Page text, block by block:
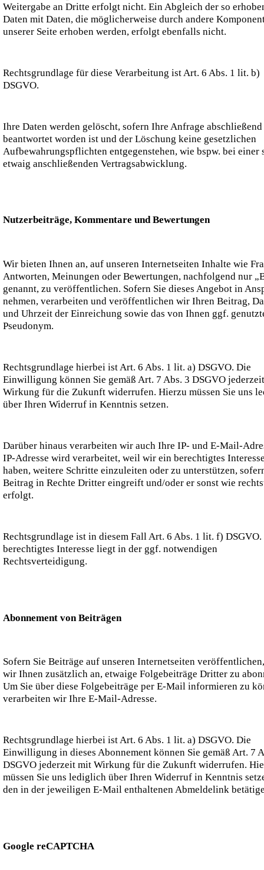
Weitergabe an Dritte erfolgt nicht. Ein Abgleich der so
Daten mit Daten, die möglicherweise durch andere
unserer Seite erhoben werden, erfolgt ebenfalls nicht.
Rechtsgrundlage für diese Verarbeitung ist Art. 6 Abs. 1 lit. b)
DSGVO.
Ihre Daten werden gelöscht, sofern Ihre Anfrage abschließend
beantwortet worden ist und der Löschung keine gesetzlichen
Aufbewahrungspflichten entgegenstehen, wie bspw. bei einer
etwaig anschließenden Vertragsabwicklung.
Nutzerbeiträge, Kommentare und Bewertungen
Wir bieten Ihnen an, auf unseren Internetseiten Inhalte wie
Antworten, Meinungen oder Bewertungen, nachfolgend nur
genannt, zu veröffentlichen. Sofern Sie dieses Angebot in
nehmen, verarbeiten und veröffentlichen wir Ihren Beitrag,
und Uhrzeit der Einreichung sowie das von Ihnen ggf.
Pseudonym.
Rechtsgrundlage hierbei ist Art. 6 Abs. 1 lit. a) DSGVO. Die
Einwilligung können Sie gemäß Art. 7 Abs. 3 DSGVO
Wirkung für die Zukunft widerrufen. Hierzu müssen Sie uns
über Ihren Widerruf in Kenntnis setzen.
Darüber hinaus verarbeiten wir auch Ihre IP- und E-Mail-
IP-Adresse wird verarbeitet, weil wir ein berechtigtes
haben, weitere Schritte einzuleiten oder zu unterstützen,
Beitrag in Rechte Dritter eingreift und/oder er sonst wie
erfolgt.
Rechtsgrundlage ist in diesem Fall Art. 6 Abs. 1 lit. f) DSGVO.
berechtigtes Interesse liegt in der ggf. notwendigen
Rechtsverteidigung.
Abonnement von Beiträgen
Sofern Sie Beiträge auf unseren Internetseiten
wir Ihnen zusätzlich an, etwaige Folgebeiträge Dritter zu
Um Sie über diese Folgebeiträge per E-Mail informieren zu
verarbeiten wir Ihre E-Mail-Adresse.
Rechtsgrundlage hierbei ist Art. 6 Abs. 1 lit. a) DSGVO. Die
Einwilligung in dieses Abonnement können Sie gemäß Art. 7
DSGVO jederzeit mit Wirkung für die Zukunft widerrufen.
müssen Sie uns lediglich über Ihren Widerruf in Kenntnis
den in der jeweiligen E-Mail enthaltenen Abmeldelink
Google reCAPTCHA